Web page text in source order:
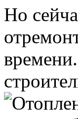
Но